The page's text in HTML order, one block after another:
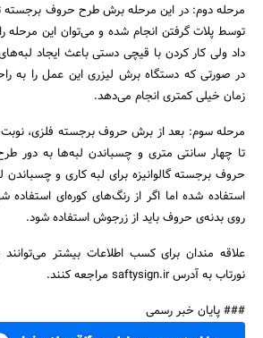
توسط پلات گرفتن انجام شده و می‌توان این مرحله
داد ولی کار کردن با قیچی دستی باعث ایجاد
در صورتی که دستگاه برش لیزری این عمل را به
زمان خیلی کمتری انجام می‌دهد.
مرحله سوم: بعد از برش حروف برجسته فلزی،
تا چهار سانتی متری و چسباندن لبه‌ها به دور
حروف برجسته گالوانیزه برای لبه کاری و چسباندن
استفاده شده اما اگر از رنگ‌های کوره‌ای استفاده
روی بدنه‌ی حروف باید از زرجوش استفاده شود.
علاقه مندان برای کسب اطلاعات بیشتر
نورتاب به آدرس saftysign.ir مراجعه کنند.
### پایان خبر رسمی